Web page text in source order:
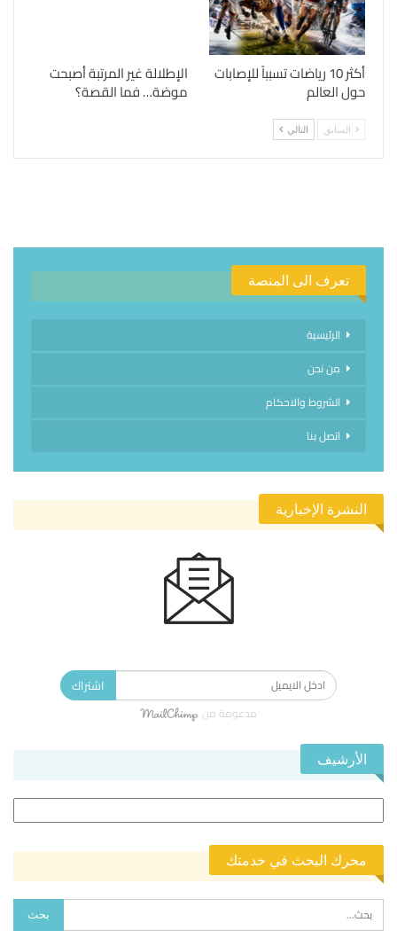
أكثر 10 رياضات تسبباً للإصابات
حول العالم
الإطلالة غير المرتبة أصبحت
موضة… فما القصة؟
السابق التالي
تعرف الى المنصة
الرئيسية
من نحن
الشروط والاحكام
اتصل بنا
النشرة الإخبارية
اشتراك
مدعومة من
الأرشيف
محرك البحث في خدمتك